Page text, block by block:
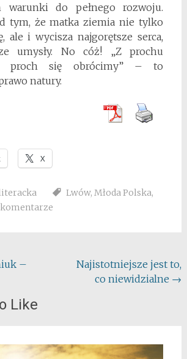
warunki do pełnego rozwoju.
tym, że matka ziemia nie tylko
ale i wycisza najgorętsze serca,
umysły. No cóż! „Z prochu
proch się obrócimy” – to
natury.
X
Lwów, Młoda Polska,
–
Najistotniejsze jest to,
co niewidzialne →
Like